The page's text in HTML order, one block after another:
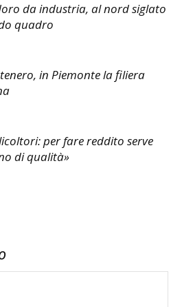
da industria, al nord siglato
quadro
in Piemonte la filiera
per fare reddito serve
di qualità»